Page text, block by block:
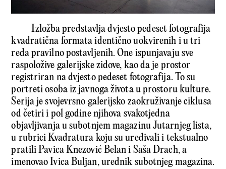
Izložba predstavlja dvjesto pedeset fotografija
kvadratična formata identično uokvirenih i u tri
reda pravilno postavljenih. One ispunjavaju sve
raspoložive galerijske zidove, kao da je prostor
registriran na dvjesto pedeset fotografija. To su
portreti osoba iz javnoga života u prostoru kulture.
Serija je svojevrsno galerijsko zaokruživanje ciklusa
od četiri i pol godine njihova svakotjedna
objavljivanja u subotnjem magazinu Jutarnjeg lista,
u rubrici Kvadratura koju su uređivali i tekstualno
pratili Pavica Knezović Belan i Saša Drach, a
imenovao Ivica Buljan, urednik subotnjeg magazina.